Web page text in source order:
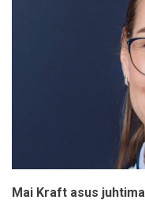
Mai Kraft asus